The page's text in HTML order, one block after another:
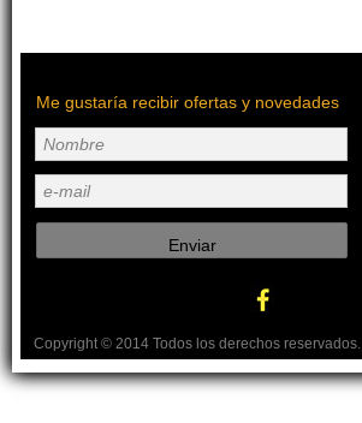
Me gustaría recibir ofertas y novedades
Nombre
e-mail
Enviar
Copyright © 2014 Todos los derechos reservados.